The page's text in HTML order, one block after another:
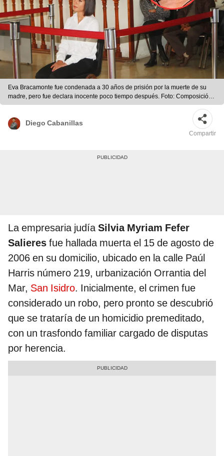
Eva Bracamonte fue condenada a 30 años de prisión por la muerte de su
madre, pero fue declara inocente poco tiempo después. Foto: Composición
LR/ Andina/ Perfil
Diego Cabanillas
Compartir
La empresaria judíaSilvia Myriam Fefer
Salieres fue hallada muerta el 15 de agosto de
2006 en su domicilio, ubicado en la calle Paúl
Harris número 219, urbanización Orrantia del
Mar, San Isidro. Inicialmente, el crimen fue
considerado un robo, pero pronto se descubrió
que se trataría de un homicidio premeditado,
con un trasfondo familiar cargado de disputas
por herencia.